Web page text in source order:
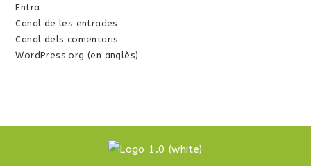
Entra
Canal de les entrades
Canal dels comentaris
WordPress.org (en anglès)